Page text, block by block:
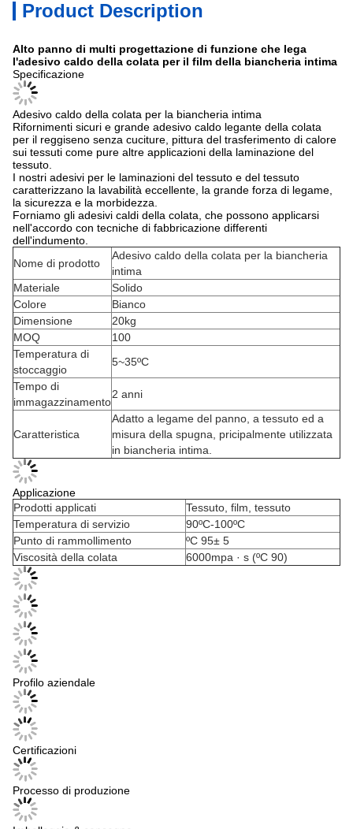
Product Description
Alto panno di multi progettazione di funzione che lega
l'adesivo caldo della colata per il film della biancheria intima
Specificazione
Adesivo caldo della colata per la biancheria intima
Rifornimenti sicuri e grande adesivo caldo legante della colata
per il reggiseno senza cuciture, pittura del trasferimento di calore
sui tessuti come pure altre applicazioni della laminazione del
tessuto.
I nostri adesivi per le laminazioni del tessuto e del tessuto
caratterizzano la lavabilità eccellente, la grande forza di legame,
la sicurezza e la morbidezza.
Forniamo gli adesivi caldi della colata, che possono applicarsi
nell'accordo con tecniche di fabbricazione differenti
dell'indumento.
Nome di prodotto
Adesivo caldo della colata per la biancheria
intima
Materiale
Solido
Colore
Bianco
Dimensione
20kg
MOQ
100
Temperatura di
stoccaggio
5~35ºC
Tempo di
immagazzinamento
2 anni
Caratteristica
Adatto a legame del panno, a tessuto ed a
misura della spugna, pricipalmente utilizzata
in biancheria intima.
Applicazione
Prodotti applicati
Tessuto, film, tessuto
Temperatura di servizio
90ºC-100ºC
Punto di rammollimento
ºC 95± 5
Viscosità della colata
6000mpa · s (ºC 90)
Profilo aziendale
Certificazioni
Processo di produzione